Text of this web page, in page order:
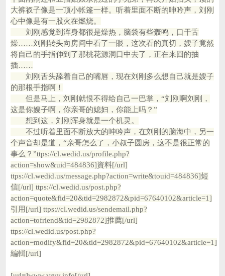
大裤衩子像是一顶小帐篷一样。听着里面不断的呻吟声，刘刚
心中像是有一股火在燃烧。
刘刚感觉到浑身都很是燥热，脑袋有些轰鸣，口干舌
燥……刘刚转头向房间中看了一眼，这次看的真切，嫂子竟然
将自己的手指伸到了那桃花源洞口中去了，正在来回的抽
插……
刘刚舌头舔着自己的嘴唇，现在刘刚多么想自己就是嫂子
的那根手指啊！
但是马上，刘刚就恨不得给自己一巴掌，“刘刚啊刘刚，
这是你嫂子啊，你亲哥的媳妇，你能上吗？”
想到这，刘刚浑身就是一个机灵。
不过听着里面不断放大的呻吟声，在刘刚的脑海中，另一
个声音却是道，“亲哥怎么了，小叔子圆房，这不是很正常的
事么？”ttps://cl.wedid.us/profile.php?
action=show&uid=484836]資料[/url]
ttps://cl.wedid.us/message.php?action=write&touid=484836]短
信[/url] ttps://cl.wedid.us/post.php?
action=quote&fid=20&tid=2982872&pid=67640102&article=1]
引用[/url] ttps://cl.wedid.us/sendemail.php?
action=tofriend&tid=2982872]推薦[/url]
ttps://cl.wedid.us/post.php?
action=modify&fid=20&tid=2982872&pid=67640102&article=1]
編輯[/url]